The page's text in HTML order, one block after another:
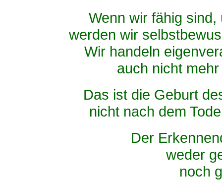
Wenn wir fähig
werden wir
Wir handeln
auch nicht
Das ist die Geburt
nicht nach dem
Der
weder
noch